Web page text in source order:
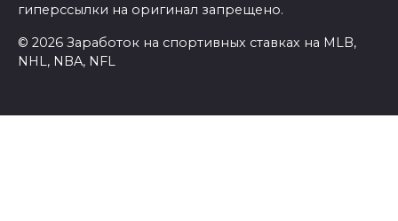
гиперссылки на оригинал запрещено.
© 2026 Заработок на спортивных ставках на MLB,
NHL, NBA, NFL